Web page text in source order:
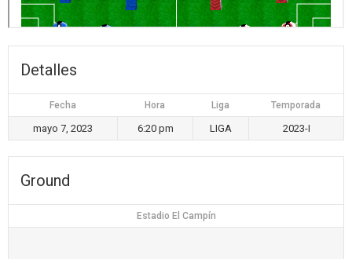
Detalles
Fecha Hora Liga Temporada
mayo 7, 2023 6:20 pm LIGA 2023-I
Ground
Estadio El Campín